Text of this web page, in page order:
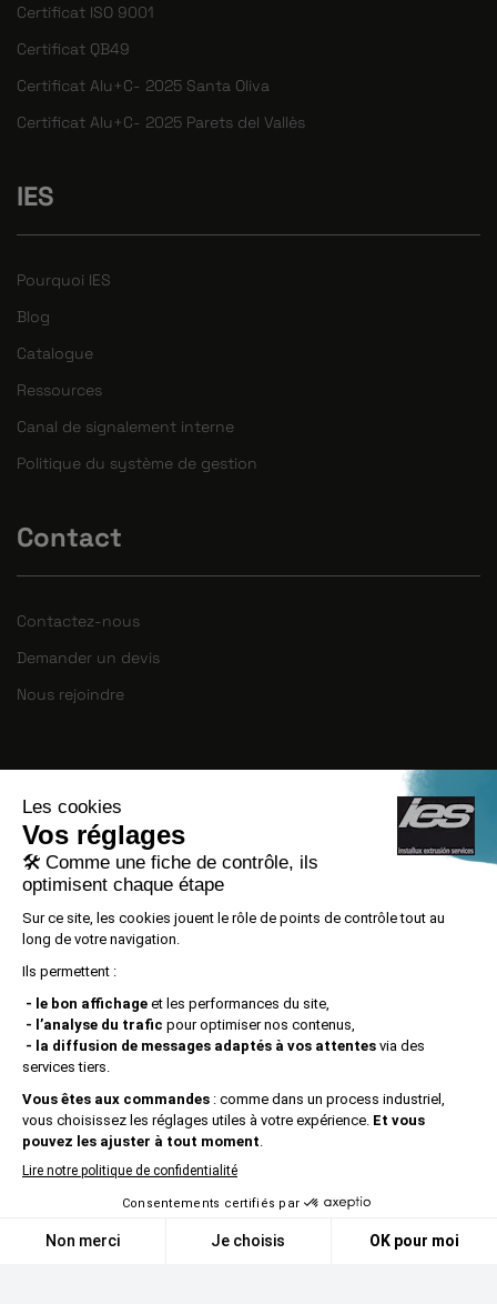
Certificat ISO 9001
Certificat QB49
Certificat Alu+C- 2025 Santa Oliva
Certificat Alu+C- 2025 Parets del Vallès
IES
Pourquoi IES
Blog
Catalogue
Ressources
Canal de signalement interne
Politique du système de gestion
Contact
Contactez-nous
Demander un devis
Nous rejoindre
INSTALLUX EXTRUSION SERVICES S.L.U a
mené à bien le PROJET DE CRÉATION
D’EMPLOI, numéro de dossier
ACE029/21/000074, avec le soutien d’ACCIÓ
grâce à l’appel à propositions ALT IMPACTE
2021.
Mentions légales | Confidentialité
Politique de cookies
|